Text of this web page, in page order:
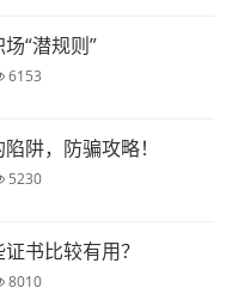
“潜规则”
6153
阱，防骗攻略！
5230
书比较有用？
8010